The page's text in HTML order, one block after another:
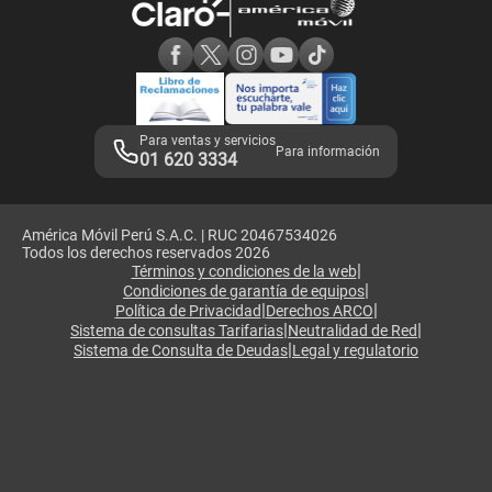
Adquirientes iPhone 6, 6S y SE
Mensaje de Seguridad
Términos y Condiciones de Tienda Claro
Libro de Reclamaciones
Legales de marketplace
Para ventas y servicios
01 620 3334 Para información
América Móvil Perú S.A.C. | RUC 20467534026
Todos los derechos reservados 2026
Términos y condiciones de la web|
Condiciones de garantía de equipos|
Política de Privacidad|Derechos ARCO|
Sistema de consultas Tarifarias|Neutralidad de Red|
Sistema de Consulta de Deudas|Legal y regulatorio